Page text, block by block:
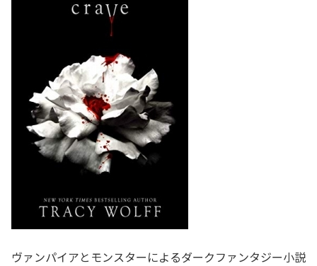
ヴァンパイアとモンスターによるダークファンタジー小説